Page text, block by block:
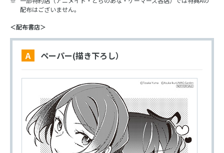
配布はございません。
＜配布書店＞
A ペーパー(描き下ろし）